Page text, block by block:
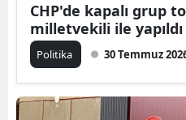
CHP'de kapalı grup
milletvekili ile yapıldı
Politika 30 Temmuz